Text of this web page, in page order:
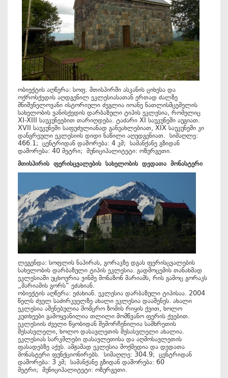
ობიექტის აღწერა: სოფ. მთისპირში ასკანის ციხესა და
ოქროსქედის აღდგენილ ეკლესიასათან ერთად ძალზე
მნიშვნელოვანი ისტორიული ძეგლია იოანე ნათლისმცემელის
სახელობის ვანისქედის დარბაზული ტიპის ეკლესია, რომელიც
XI-XIII საუკუნეებით თარიღდება. ტაძარი XI საუკუნეში აუგიათ.
XVII საუკუნეში საფუძვლიანად განუახლებიათ, XIX საუკუნეში კი
დანგრეული ეკლესიის დიდი ნაწილი აღუდგენიათ. სიმაღლე:
466.1; ცენტრიდან დაშორება: 4 კმ; სამანქანე გზიდან
დაშორება: 40 მეტრი; მუნიციპალიტეტი: ოზურგეთი.
მთისპირის ფერისცვალების სახელობის დედათა მონასტერი
ლეგენდა: სოფლის ნაპირას, გორაკზე დგას ფერისცვალების
სახელობის დარბაზული ტიპის ეკლესია. გადმოცემის თანახმად
ეკლესიაში უცხოვრია ვინმე მონაზონ მარიამს, რის გამოც გორაკს
„მარიამის გორს“ ეძახიან.
ობიექტის აღწერა: ეძახიან. ეკლესია დარბაზული ტიპისაა. 2004
წელს ძველ საძირკველზე ახალი ეკლესია დააშენეს. ახალი
ეკლესია აშენებულია მომცრო ზომის რიყის ქვით, ხოლო
კუთხეები გამოყვანილია თლილი მომწვანო ფერის ქვებით.
ეკლესიის ძველი წყობიდან შემორჩენილია სამხრეთის
შესასვლელი, ხოლო დასავლეთის შესასვლელი ახალია.
ეკლესიას სარკმლები დასავლეთისა და აღმოსავლეთის
ფასადებზე აქვს. ამჟამად ეკლესია მოქმედია და დედათა
მონასტერი ფუნქციონირებს. სიმაღლე: 304.9; ცენტრიდან
დაშორება: 3 კმ; სამანქანე გზიდან დაშორება: 60
მეტრი; მუნიციპალიტეტი: ოზურგეთი.